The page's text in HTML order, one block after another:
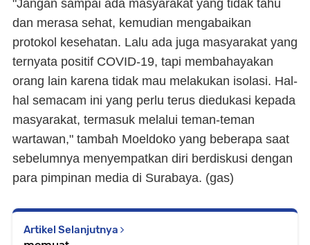
"Jangan sampai ada masyarakat yang tidak tahu
dan merasa sehat, kemudian mengabaikan
protokol kesehatan. Lalu ada juga masyarakat yang
ternyata positif COVID-19, tapi membahayakan
orang lain karena tidak mau melakukan isolasi. Hal-
hal semacam ini yang perlu terus diedukasi kepada
masyarakat, termasuk melalui teman-teman
wartawan," tambah Moeldoko yang beberapa saat
sebelumnya menyempatkan diri berdiskusi dengan
para pimpinan media di Surabaya. (gas)
Artikel Selanjutnya